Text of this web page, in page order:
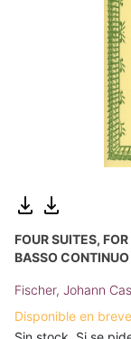
FOUR SUITES,
BASSO CONTINUO
Fischer, Johann
Disponible en breve